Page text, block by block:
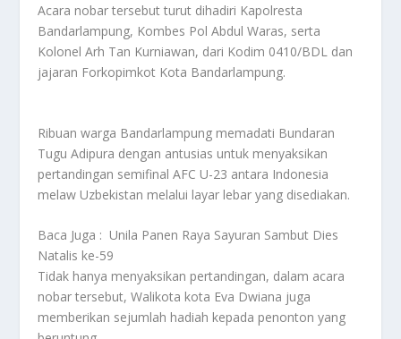
Acara nobar tersebut turut dihadiri Kapolresta
Bandarlampung, Kombes Pol Abdul Waras, serta
Kolonel Arh Tan Kurniawan, dari Kodim 0410/BDL dan
jajaran Forkopimkot Kota Bandarlampung.
Ribuan warga Bandarlampung memadati Bundaran
Tugu Adipura dengan antusias untuk menyaksikan
pertandingan semifinal AFC U-23 antara Indonesia
melaw Uzbekistan melalui layar lebar yang disediakan.
Baca Juga : Unila Panen Raya Sayuran Sambut Dies
Natalis ke-59
Tidak hanya menyaksikan pertandingan, dalam acara
nobar tersebut, Walikota kota Eva Dwiana juga
memberikan sejumlah hadiah kepada penonton yang